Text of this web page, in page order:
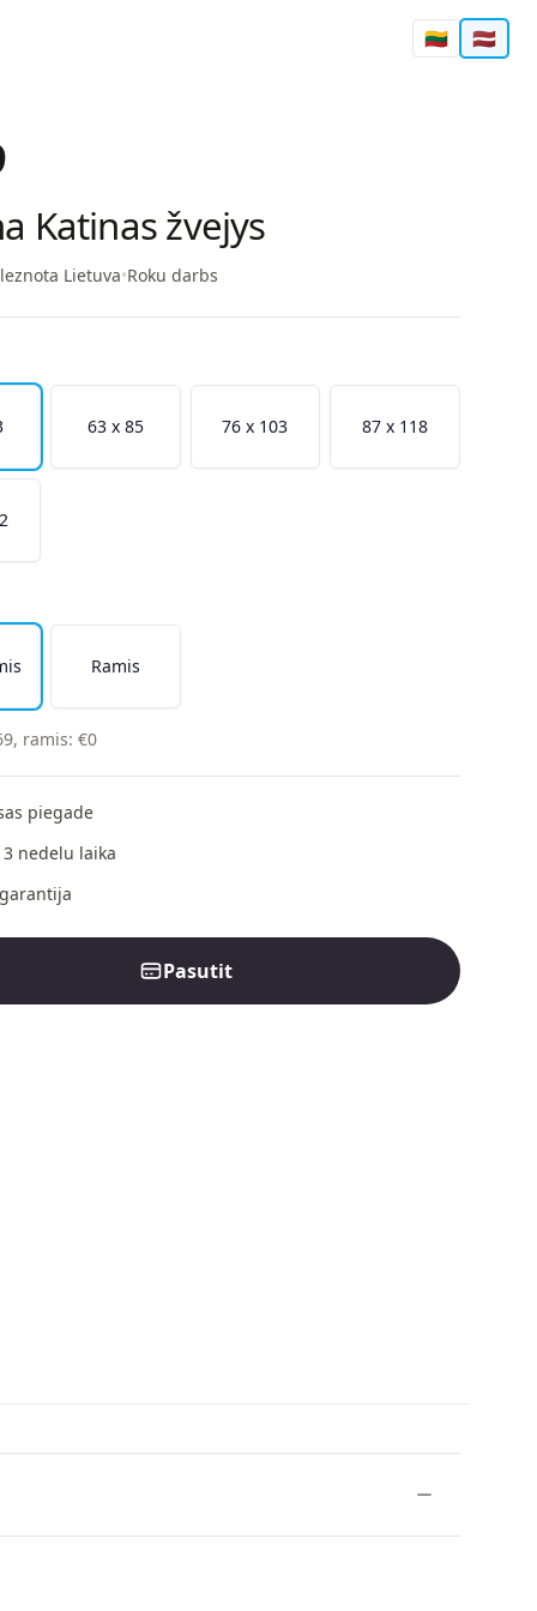
🇱🇹 🇱🇻
Katinas žvejys
Lietuva•Roku darbs
63 x 85 76 x 103 87 x 118
Ramis
, ramis:€0
piegade
3 nedelu laika
Pasutit